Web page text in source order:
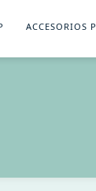
ACCESORIOS